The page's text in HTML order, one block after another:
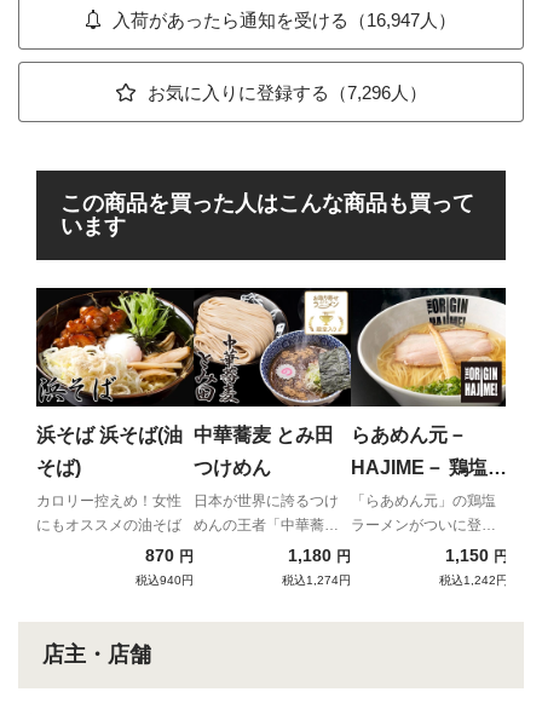
入荷があったら通知を受ける（16,947人）
お気に入りに登録する（7,296人）
この商品を買った人はこんな商品も買って
います
浜そば 浜そば(油
そば)
カロリー控えめ！女性
にもオススメの油そば
870 円
税込940円
中華蕎麦 とみ田
つけめん
日本が世界に誇るつけ
めんの王者「中華蕎
1,180 円
税込1,274円
らあめん元－
HAJIME－ 鶏塩ら
あめん
「らあめん元」の鶏塩
ラーメンがついに登
1,150 円
税込1,242円
店主・店舗